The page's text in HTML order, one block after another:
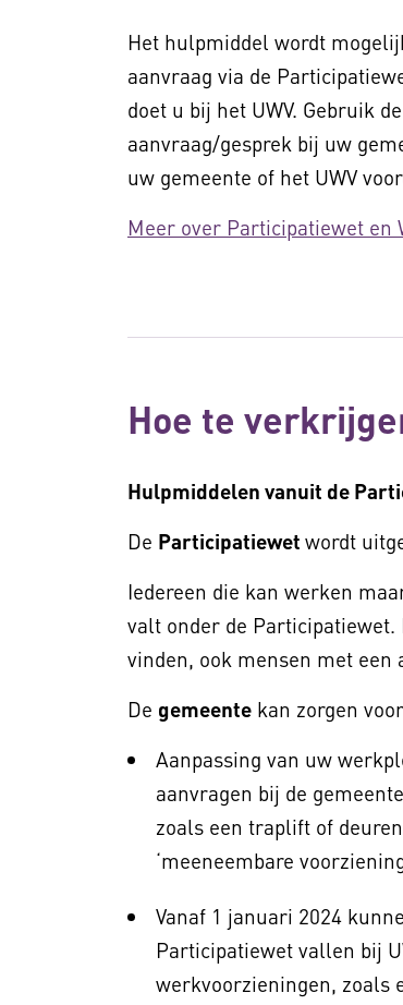
Het hulpmiddel wordt
aanvraag via de
doet u bij het UWV. Gebruik
aanvraag/gesprek bij uw
uw gemeente of het UWV
Meer over Participatiewet en
Hoe te
Hulpmiddelen vanuit de
De Participatiewet wordt
Iedereen die kan werken
valt onder de
vinden, ook mensen met een
De gemeente kan zorgen
Aanpassing van uw
aanvragen bij de
zoals een traplift of
‘meeneembare
Vanaf 1 januari 2024
Participatiewet vallen bij
werkvoorzieningen, zoals